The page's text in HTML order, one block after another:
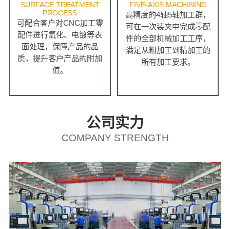
SURFACE TREATMENT
PROCESS
可配合客户对CNC加工零
配件进行氧化、电镀等表
面处理，保障产品的品
质，提升客户产品的附加
值。
FIVE-AXIS MACHINING
高精度的4轴5轴加工群，
可在一次装夹中完成零配
件的全部机械加工工序，
满足从粗加工到精加工的
所有加工要求。
公司实力
COMPANY STRENGTH